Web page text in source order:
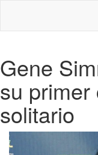
Gene
su
solitario